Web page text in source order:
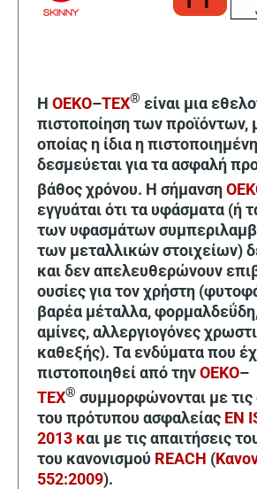
Η OEKO–TEX® είναι μια
πιστοποίηση των προϊόντων,
οποίας η ίδια η
δεσμεύεται για τα ασφαλή
βάθος χρόνου. Η σήμανση
εγγυάται ότι τα υφάσματα (ή
των υφασμάτων
των μεταλλικών στοιχείων)
και δεν απελευθερώνουν
ουσίες για τον χρήστη
βαρέα μέταλλα,
αμίνες, αλλεργιογόνες
καθεξής). Τα ενδύματα που
πιστοποιηθεί από τηνOEKO–
TEX® συμμορφώνονται με τις
του πρότυπου ασφαλείας EN
2013 και με τις απαιτήσεις
του κανονισμού REACH (
552:2009).